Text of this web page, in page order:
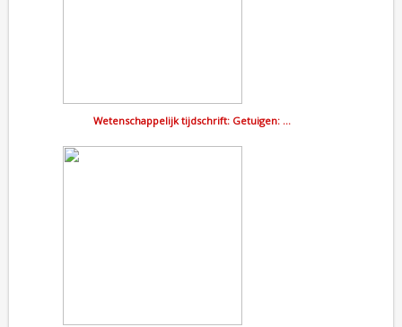
Wetenschappelijk tijdschrift: Getuigen: …